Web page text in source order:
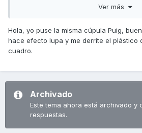
Ver más
Hola, yo puse la misma cúpula Puig,
hace efecto lupa y me derrite el plástico
cuadro.
Archivado
Este tema ahora está archivado y
respuestas.